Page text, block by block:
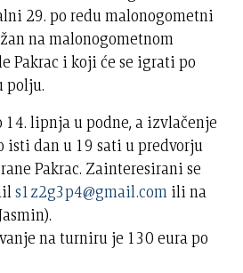
29. po redu malonogometni
na malonogometnom
Pakrac i koji će se igrati po
polju.
lipnja u podne, a izvlačenje
isti dan u 19 sati u predvorju
Pakrac. Zainteresirani se
s1z2g3p4@gmail.com ili na
na turniru je 130 eura po